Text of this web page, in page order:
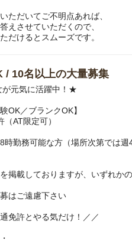
ただいてご不明点あれば、
えさせていただくので、
だけるとスムーズです。
/ 10名以上の大量募集
元気に活躍中！★
OK／ブランクOK】
AT限定可）
勤務可能な方（場所次第では週4
掲載しておりますが、いずれか
はご遠慮下さい
免許とやる気だけ！／／